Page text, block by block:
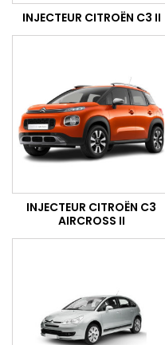
INJECTEUR CITROËN C3 II
INJECTEUR CITROËN C3
AIRCROSS II